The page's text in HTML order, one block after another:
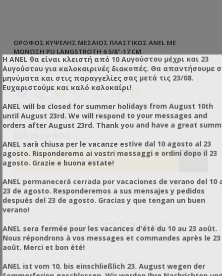
ΌΡΟΦΟΣ ΚΥΨΈΛΗΣ ΜΕΣΑΊΟΣ ΠΛΑΣΤΙΚΌΣ ANEL ΜΕ
ΜΌΝΩΣΗ PU LANGSTROTH 6 5/8"-17 CM
Κωδικός προϊόντος: AN2610N-M
Πλαστικός όροφος ANEL με πανίσχυρη μόνωση
πολυουρεθάνης (PU) υψηλής πυκνότητας. Κατασκευή από
υψηλής ποιότητας αντιμικροβιακά υλικά της ANEL που
συνθήκες . Έχουν άριστες αντοχές και κάνουν τις μέλισσες
να αισθάνονται πιο άνετα (υλικό αντι-στρες). Με άριστη
μόνωση και πολύ καλή διαφοροποίηση εσωτερικής με
καλοκαίρι. Αντιολισθιτικός στην πάνω και την κάτω πλευρά
του για μέγιστη σταθεροποίηση. Με τα κλασσικά χωνευτά
χερούλια αλλά και ένα δεύτερο ζευγάρι εξωτερικά
χερούλια ειδικά σχεδιασμένα για εύκολη μεταφορά της
τοποθέτηση κυψελών δίπλα δίπλα.
• Μεγάλη διάρκεια ζωής που ξεπερνάει τα 10 χρόνια.
• Ασύγκριτες αντοχές σε κρούση και στήριξη φορτίου ( >500
Kg )
• Εντυπωσιακά στιβαρός και ταυτόχρονα ελαφρύς.
• Το υλικό που έρχεται σε επαφή με τη μέλισσα είναι
κατάλληλο για τρόφιμα.
• Δεν διαβρώνεται από χημικά ( καυστική ποτάσα, οξαλικό
οξύ, μυρμηκικό οξύ, χλωρίνη κ.α. ).
πλάγια (ρυθμιζόμενου ή τύπου σύρματος).
• Πυροσφραγίζεται πολύ εύκολα και η σφραγίδα ΔΕΝ
μπορεί να παραποιηθεί.
εισόδου ή αερισμού στις πλευρές του.
€21,18 χωρίς ΦΠΑ
ΣΥΝΔΥΑΣΤΕ ΤΟ ΜΕ
Η ANEL θα είναι κλειστή από 10 Αυγούστου μέχρι και 23
Αυγούστου για καλοκαιρινές διακοπές. Θα απαντήσουμε
μηνύματα και στις παραγγελίες σας μετά τις 23/08.
Ευχαριστούμε και καλό καλοκαίρι!
ANEL will be closed for summer holidays from August 10th
until August 23rd. We will respond to your messages and
orders after August 23rd. Thank you and have a great
ANEL sarà chiusa per le vacanze estive dal 10 agosto al 23
agosto. Risponderemo ai vostri messaggi e ordini dopo il 23
agosto. Grazie e buona estate!
ANEL permanecerá cerrada por vacaciones de verano del 10
23 de agosto. Responderemos a sus mensajes y pedidos
después del 23 de agosto. Gracias y que tengan un buen
verano!
ANEL sera fermée pour les vacances d'été du 10 au 23 août.
Nous répondrons à vos messages et commandes après le 23
août. Merci et bon été!
ANEL ist vom 10. bis einschließlich 23. August wegen der